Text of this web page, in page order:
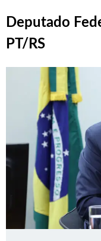
Deputado
PT/RS